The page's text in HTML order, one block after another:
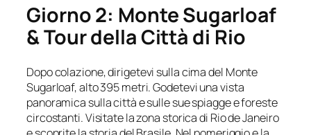
Giorno 2: Monte Sugarloaf
& Tour della Città di Rio
Dopo colazione, dirigetevi sulla cima del Monte
Sugarloaf, alto 395 metri. Godetevi una vista
panoramica sulla città e sulle sue spiagge e foreste
circostanti. Visitate la zona storica di Rio de Janeiro